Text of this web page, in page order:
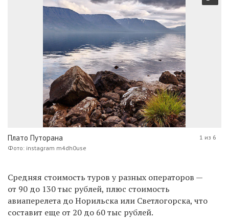
Плато Путорана
Фото: instagram m4dh0use
1 из 6
Средняя стоимость туров у разных операторов —
от 90 до 130 тыс рублей, плюс стоимость
авиаперелета до Норильска или Светлогорска, что
составит еще от 20 до 60 тыс рублей.